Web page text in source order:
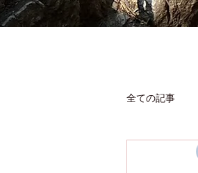
全ての記事